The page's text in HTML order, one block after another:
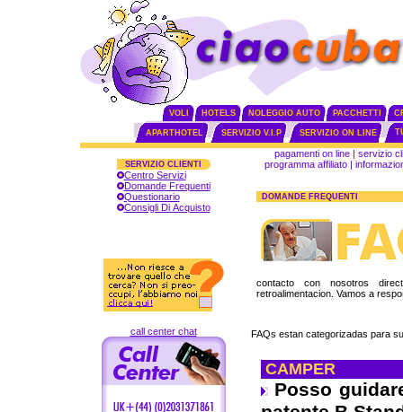
VOLI HOTELS NOLEGGIO AUTO PACCHETTI
APARTHOTEL SERVIZIO V.I.P SERVIZIO ON LINE
SERVIZIO CLIENTI
Centro Servizi
Domande Frequenti
Questionario
Consigli Di Acquisto
call center chat
pagamenti on line | servizio
programma affiliato|
DOMANDE FREQUENTI
contacto con nosotros
retroalimentacion. Vamos a
FAQs estan categorizadas para
CAMPER
Posso